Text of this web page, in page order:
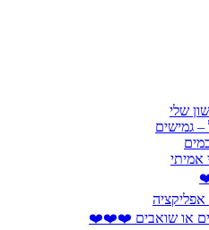
שלי
– גמישים
אמיתי
❤️
אפליקציה
או שואבים ❤️❤️❤️